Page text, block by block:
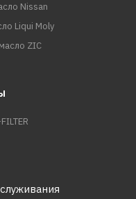
Nissan
Liqui Moly
ZIC